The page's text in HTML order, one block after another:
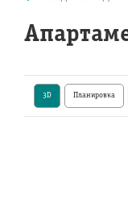
3D Планировка